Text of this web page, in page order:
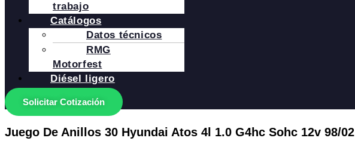
trabajo
Catálogos
Datos técnicos
RMG
Motorfest
Diésel ligero
Solicitar Cotización
Juego De Anillos 30 Hyundai Atos 4l 1.0 G4hc Sohc 12v 98/02